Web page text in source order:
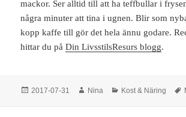
mackor. Ser alltid till att ha teffbullar i
några minuter att tina i ugnen. Blir som
kopp kaffe till gör det hela ännu godare.
hittar du påDin LivsstilsResurs blogg.
Postat
2017-07-31 Författare
Nina Kategorier
Kost & Näring